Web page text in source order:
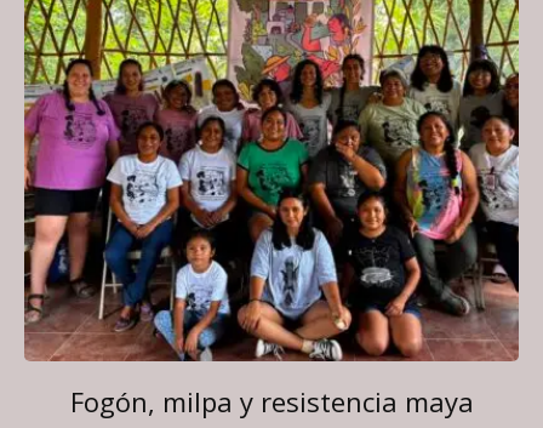
Fogón, milpa y resistencia maya